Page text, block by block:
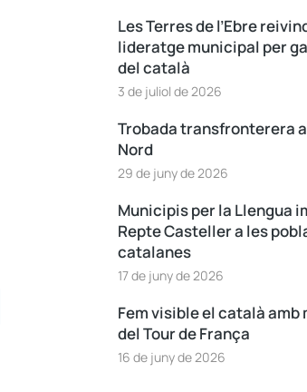
Les Terres de l’Ebre
lideratge municipal per
del català
3 de juliol de 2026
Trobada transfronterera
Nord
29 de juny de 2026
Municipis per la Llengua
Repte Casteller a les
catalanes
17 de juny de 2026
Fem visible el català amb
del Tour de França
16 de juny de 2026